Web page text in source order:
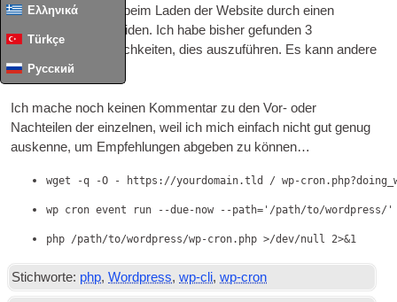
Ελληνικά
Türkçe
Русский
Leistungseinbußen beim Laden der Website durch einen
Besucher zu vermeiden. Ich habe bisher gefunden 3
verschiedene Möglichkeiten, dies auszuführen. Es kann andere
geben.
Ich mache noch keinen Kommentar zu den Vor- oder
Nachteilen der einzelnen, weil ich mich einfach nicht gut genug
auskenne, um Empfehlungen abgeben zu können…
wget -q -O - https://yourdomain.tld / wp-cron.php?
wp cron event run --due-now --path='/path/to/wordpress/'
php /path/to/wordpress/wp-cron.php >/dev/null 2>&1
Stichworte: php,Wordpress,wp-cli,wp-cron